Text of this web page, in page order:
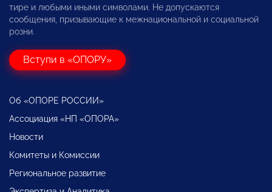
тире и любыми иными символами. Не допускаются
сообщения, призывающие к межнациональной и социальной
розни.
Вступи в «ОПОРУ»
Об «ОПОРЕ РОССИИ»
Ассоциация «НП «ОПОРА»
Новости
Комитеты и Комиссии
Региональное развитие